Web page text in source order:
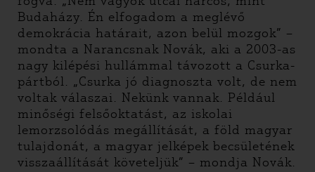
Budaházy. Én elfogadom a meglévő
demokrácia határait, azon belül mozgok” –
mondta a Narancsnak Novák, aki a 2003-as
nagy kilépési hullámmal távozott a Csurka-
pártból. „Csurka jó diagnoszta volt, de nem
voltak válaszai. Nekünk vannak. Például
minőségi felsőoktatást, az iskolai
lemorzsolódás megállítását, a föld magyar
tulajdonát, a magyar jelképek becsületének
visszaállítását követeljük” – mondja Novák.